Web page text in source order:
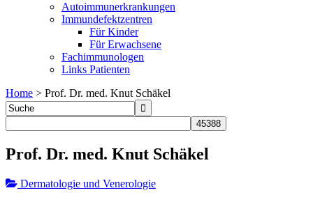
Autoimmunerkrankungen
Immundefektzentren
Für Kinder
Für Erwachsene
Fachimmunologen
Links Patienten
Home > Prof. Dr. med. Knut Schäkel
Prof. Dr. med. Knut Schäkel
Dermatologie und Venerologie